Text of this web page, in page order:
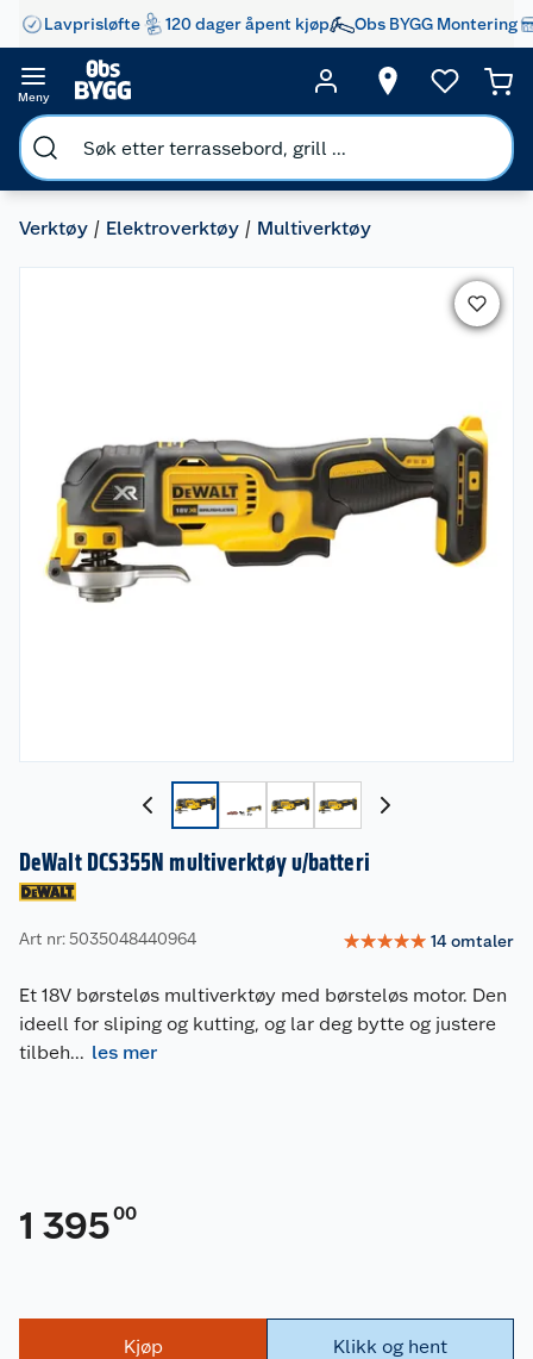
Lavprisløfte 120 dager åpent kjøp Obs BYGG Montering
Meny
Verktøy Elektroverktøy Multiverktøy
DeWalt DCS355N multiverktøy u/batteri
Art nr: 5035048440964 ☆☆☆☆☆ 14omtaler
Et 18V børsteløs multiverktøy med børsteløs motor. Den
ideell for sliping og kutting, og lar deg bytte og justere
tilbeh... les mer
1 39500
Kjøp Klikk og hent